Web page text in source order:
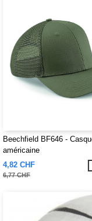
Beechfield BF646 -
américaine
4,82 CHF
6,77 CHF